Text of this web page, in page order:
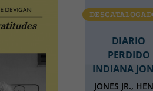
DIARIO
PERDIDO
INDIANA
JONES JR.,